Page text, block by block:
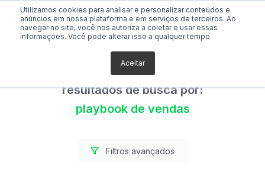
Utilizamos cookies para analisar e personalizar conteúdos e
anúncios em nossa plataforma e em serviços de terceiros. Ao
navegar no site, você nos autoriza a coletar e usar essas
informações. Você pode alterar isso a qualquer tempo.
Aceitar
Foram encontrados 0
resultados de busca por:
playbook de vendas
Filtros avançados